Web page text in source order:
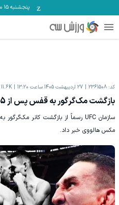
پنجشنبه ۱۵ مرداد
کد: 2361508 27 اردیبهشت 1405 ساعت 13:20 11.6K
بازگشت مک‌گرگور به قفس پس از 5 سال
مکس هالووی خبر داد.